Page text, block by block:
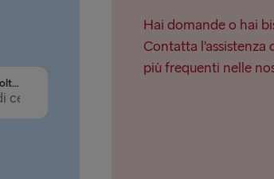
Numero di telefono (facoltativo)
Hai domande o hai
Contatta
più frequenti nelle